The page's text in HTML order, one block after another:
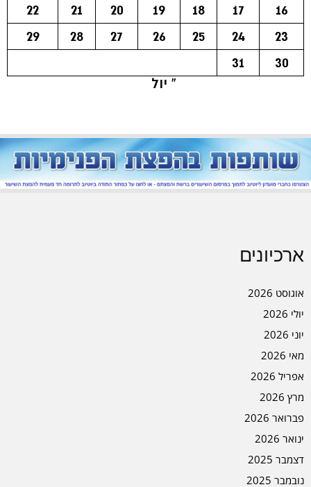
16
17
18
19
20
21
22
23
24
25
26
27
28
29
30
31
« יול
ארכיונים
אוגוסט 2026
יולי 2026
יוני 2026
מאי 2026
אפריל 2026
מרץ 2026
פברואר 2026
ינואר 2026
דצמבר 2025
נובמבר 2025